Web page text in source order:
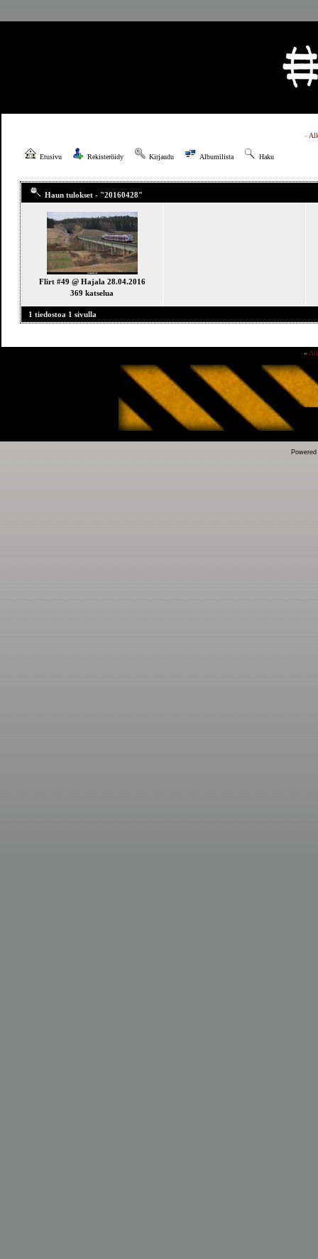
»
Etusivu Rekisteröidy Kirjaudu Albumilista Haku
Haun tulokset - "20160428"
Flirt #49 @ Hajala 28.04.2016
369 katselua
1 tiedostoa 1 sivulla
»